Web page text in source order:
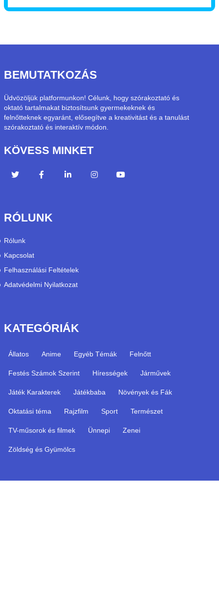
BEMUTATKOZÁS
Üdvözöljük platformunkon! Célunk, hogy szórakoztató és
oktató tartalmakat biztosítsunk gyermekeknek és
felnőtteknek egyaránt, elősegítve a kreativitást és a tanulást
szórakoztató és interaktív módon.
KÖVESS MINKET
RÓLUNK
Rólunk
Kapcsolat
Felhasználási Feltételek
Adatvédelmi Nyilatkozat
KATEGÓRIÁK
Állatos Anime Egyéb Témák Felnőtt
Festés Számok Szerint Hírességek Járművek
Játék Karakterek Játékbaba Növények és Fák
Oktatási téma Rajzfilm Sport Természet
TV-műsorok és filmek Ünnepi Zenei
Zöldség és Gyümölcs